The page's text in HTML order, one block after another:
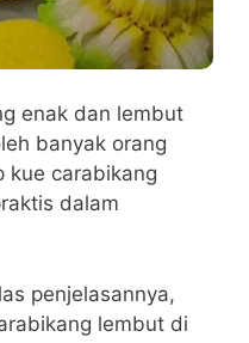
enak dan lembut
banyak orang
kue carabikang
dalam
penjelasannya,
lembut di